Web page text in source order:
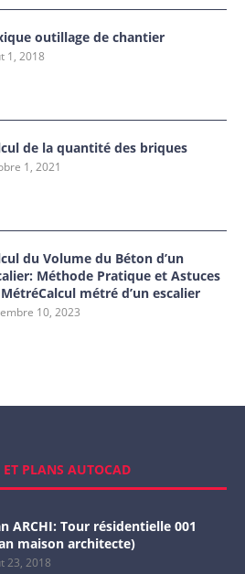
outillage de chantier
1, 2018
de la quantité des briques
1, 2021
du Volume du Béton d’un
Méthode Pratique et Astuces
métré d’un escalier
10, 2023
ET PLANS AUTOCAD
ARCHI: Tour résidentielle 001
maison architecte)
23, 2018